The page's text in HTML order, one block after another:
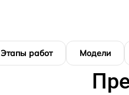
Этапы работ Модели